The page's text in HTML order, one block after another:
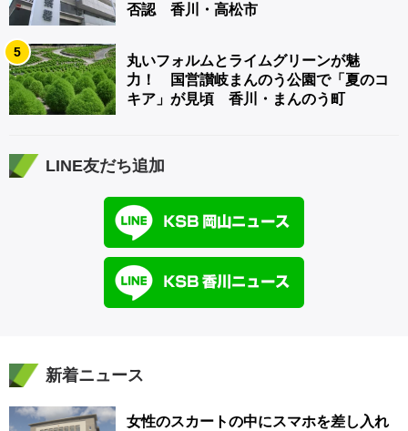
否認 香川・高松市
5
丸いフォルムとライムグリーンが魅
力！ 国営讃岐まんのう公園で「夏のコ
キア」が見頃 香川・まんのう町
LINE友だち追加
新着ニュース
女性のスカートの中にスマホを差し入れ